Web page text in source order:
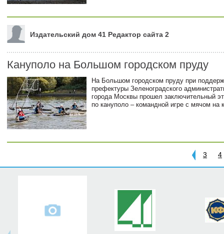
Издательский дом 41 Редактор сайта 2
Кануполо на Большом городском пруду
На Большом городском пруду при
префектуры Зеленоградского
города Москвы прошел заключительный
по кануполо – командной игре с мячом на
3 4